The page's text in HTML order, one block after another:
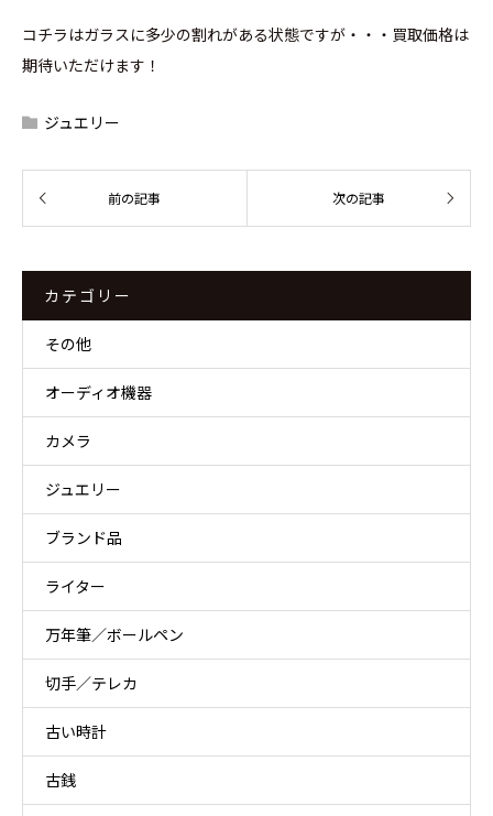
コチラはガラスに多少の割れがある状態ですが・・・買取価格は
期待いただけます！
ジュエリー
カテゴリー
その他
オーディオ機器
カメラ
ジュエリー
ブランド品
ライター
万年筆／ボールペン
切手／テレカ
古い時計
古銭